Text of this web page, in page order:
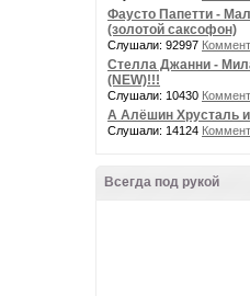
Фаусто Папетти -
(золотой саксофон)
Слушали: 92997
Стелла Джанни -
(NEW)!!!
Слушали: 10430
А Алёшин Хрусталь
Слушали: 14124
Всегда под рукой